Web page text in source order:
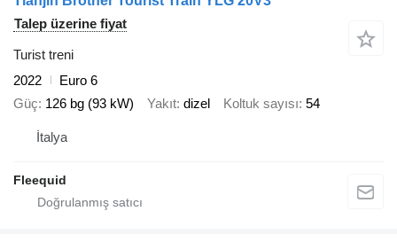
Talep üzerine fiyat
Turist treni
2022
Euro 6
Güç 126 bg (93 kW) Yakıt dizel Koltuk sayısı 54
İtalya
Fleequid